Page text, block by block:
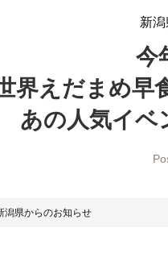
新
今
世界えだまめ早
あの人気イベ
潟県からのお知らせ